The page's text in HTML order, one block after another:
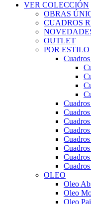
VER COLECCIÓN
OBRAS
CUADROS
OUTLET
POR ESTILO
OLEO
Oleo
Oleo
Oleo